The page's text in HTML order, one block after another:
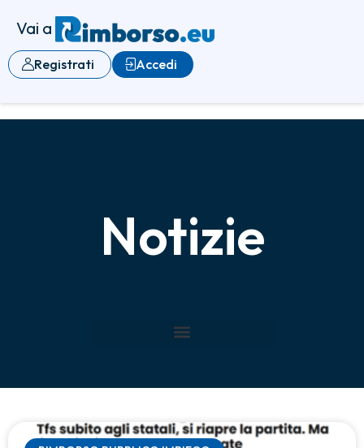
Vai a
Accedi
Registrati
Notizie